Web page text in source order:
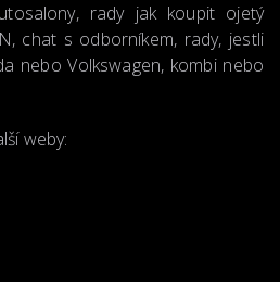
rady jak koupit ojetý
chat s odborníkem, rady, jestli
nebo Volkswagen, kombi nebo
weby: